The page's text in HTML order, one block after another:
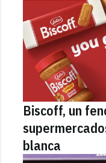
Biscoff, un
blanca